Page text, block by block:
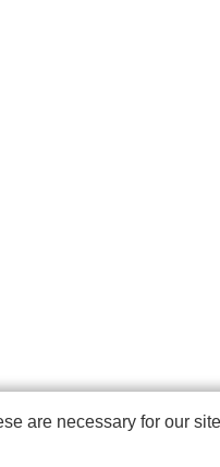
are necessary for our